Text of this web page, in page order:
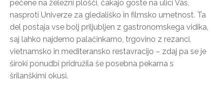
pečene na železni plošči, čakajo goste na ulici Vas,
nasproti Univerze za gledališko in filmsko umetnost. Ta
del postaja vse bolj priljubljen z gastronomskega vidika,
saj lahko najdemo palačinkarno, trgovino z rezanci,
vietnamsko in mediteransko restavracijo – zdaj pa se je
široki ponudbi pridružila še posebna pekarna s
šrilanškimi okusi.